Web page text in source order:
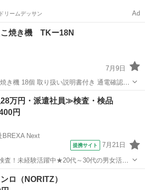
リームデッサン Ad
こ焼き機 TKー18N
7月9日
キッチン家電
万円・派遣社員≫検査・検品
円
BREXA Next
提携サイト 7月21日
査！未経験活躍中★20代～30代の男女活躍
旅費会社負担！マイカー通勤OK！無料駐
県菊池郡大津町》 人気の工場のお
ロ（NORITZ）